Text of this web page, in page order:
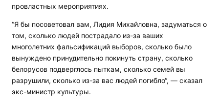
провластных мероприятиях.
“Я бы посоветовал вам, Лидия Михайловна, задуматься о
том, сколько людей пострадало из-за ваших
многолетних фальсификаций выборов, сколько было
вынуждено принудительно покинуть страну, сколько
белорусов подверглось пыткам, сколько семей вы
разрушили, сколько из-за вас людей погибло“, — сказал
экс-министр культуры.